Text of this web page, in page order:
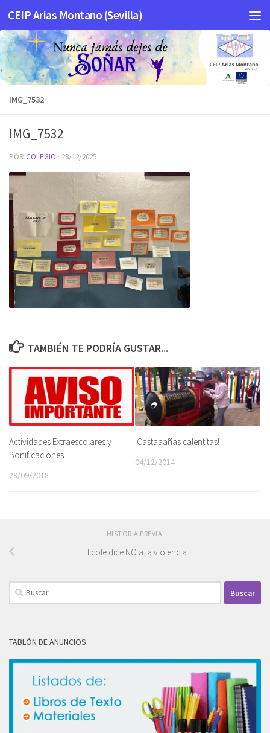
Saltar al contenido
CEIP Arias Montano (Sevilla)
IMG_7532
IMG_7532
POR COLEGIO · 28/12/2025
TAMBIÉN TE PODRÍA GUSTAR...
Actividades Extraescolares y
Bonificaciones
29/09/2018
¡Castaaañas calentitas!
04/12/2014
HISTORIA PREVIA
El cole dice NO a la violencia
Buscar:
TABLÓN DE ANUNCIOS